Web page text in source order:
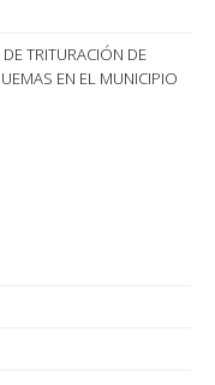
TRITURACIÓN DE
EN EL MUNICIPIO